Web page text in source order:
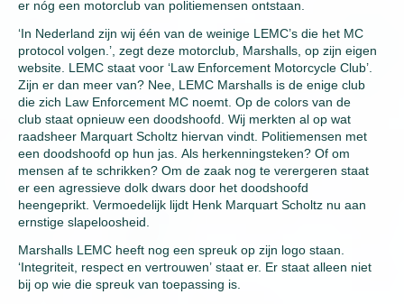
er nóg een motorclub van politiemensen ontstaan.
‘In Nederland zijn wij één van de weinige LEMC’s die het MC
protocol volgen.’, zegt deze motorclub, Marshalls, op zijn eigen
website. LEMC staat voor ‘Law Enforcement Motorcycle Club’.
Zijn er dan meer van? Nee, LEMC Marshalls is de enige club
die zich Law Enforcement MC noemt. Op de colors van de
club staat opnieuw een doodshoofd. Wij merkten al op wat
raadsheer Marquart Scholtz hiervan vindt. Politiemensen met
een doodshoofd op hun jas. Als herkenningsteken? Of om
mensen af te schrikken? Om de zaak nog te verergeren staat
er een agressieve dolk dwars door het doodshoofd
heengeprikt. Vermoedelijk lijdt Henk Marquart Scholtz nu aan
ernstige slapeloosheid.
Marshalls LEMC heeft nog een spreuk op zijn logo staan.
‘Integriteit, respect en vertrouwen’ staat er. Er staat alleen niet
bij op wie die spreuk van toepassing is.